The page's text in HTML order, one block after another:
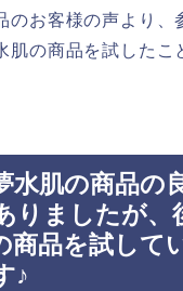
のお客様の声より、
肌の商品を試したこ
水肌の商品の
りましたが、
商品を試して
♪